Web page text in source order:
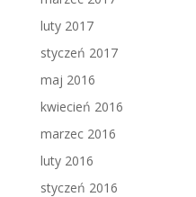
luty 2017
styczeń 2017
maj 2016
kwiecień 2016
marzec 2016
luty 2016
styczeń 2016